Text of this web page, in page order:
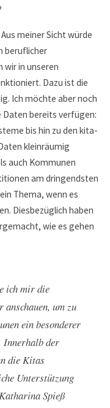
meiner Sicht würde
beruflicher
wir in unseren
Dazu ist die
Ich möchte aber noch
Daten bereits verfügen:
bis hin zu den kita-
kleinräumig
auch Kommunen
am dringendsten
Thema, wenn es
Diesbezüglich haben
wie es gehen
ich mir die
um zu
ein besonderer
Innerhalb der
die Kitas
Unterstützung
Spieß